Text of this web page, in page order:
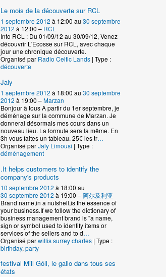
Le mois de la découverte sur RCL
1 septembre 2012 à 12:00 au 30 septembre
2012 à 12:00 – RCL
Info RCL : Du 01/09/12 au 30/09/12, Venez
découvrir L'Ecosse sur RCL, avec chaque
jour une chronique découverte.
Organisé par Radio Celtic Lands | Type :
découverte
Jaly
1 septembre 2012 à 18:00 au 30 septembre
2012 à 19:00 –Marzan
Bonjour à tous A partir du 1er septembre, je
déménage sur la commune de Marzan. Je
donnerai désormais mes cours dans un
nouveau lieu. La formule sera la même. En
3h vous faites un tableau. 25€ les tr…
Organisé parJaly Limousi | Type :
déménagement
.It helps customers to identify the
company's products
10 septembre 2012 à 18:00 au
30 septembre 2012 à 19:00 –阿尔及利亚
Brand name,in a nutshell,is the essence of
your business.If we follow the dictionary of
business management brand is "a name,
sign or symbol used to identify items or
services of the sellers and to d…
Organisé parwillis surrey charles | Type :
birthday, party
festival Mill Góll, le gallo dans tous ses
états